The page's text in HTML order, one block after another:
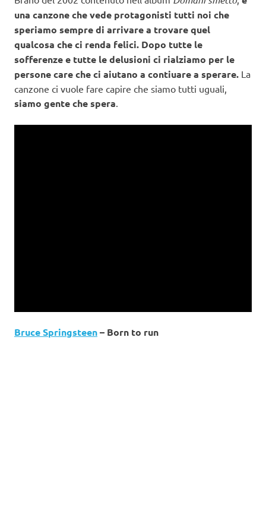
una canzone che vede protagonisti tutti noi che
speriamo sempre di arrivare a trovare quel
qualcosa che ci renda felici. Dopo tutte le
sofferenze e tutte le delusioni ci rialziamo per le
persone care che ci aiutano a contiuare a sperare. La
canzone ci vuole fare capire che siamo tutti uguali,
siamo gente che spera
Bruce Springsteen– Born to run